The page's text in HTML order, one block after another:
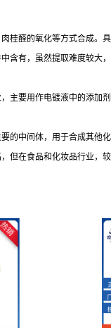
桂醛的氧化等方式合成。
含有，虽然提取难度较大
主要用作电镀液中的添加
的中间体，用于合成其他
但在食品和化妆品行业，